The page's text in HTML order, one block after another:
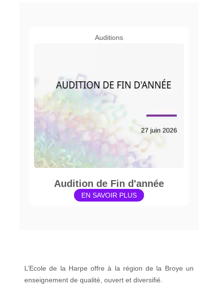
Auditions
Audition de Fin d'année
EN SAVOIR PLUS
L’Ecole de la Harpe offre à la région de la Broye un
enseignement de qualité, ouvert et diversifié.